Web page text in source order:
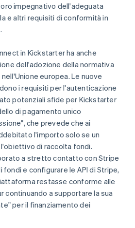
impegnativo dell'adeguata
e altri requisiti di conformità in
in Kickstarter ha anche
dell'adozione della normativa
europea. Le nuove
i requisiti per l'autenticazione
potenziali sfide per Kickstarter
di pagamento unico
che prevede che ai
l'importo solo se un
di raccolta fondi.
a stretto contatto con Stripe
e configurare le API di Stripe,
restasse conforme alle
continuando a supportare la sua
per il finanziamento dei